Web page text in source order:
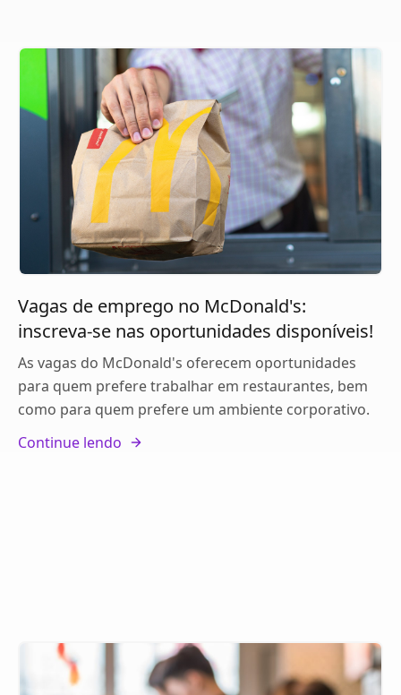
Vagas de emprego no McDonald's:
inscreva-se nas oportunidades disponíveis!
As vagas do McDonald's oferecem oportunidades
para quem prefere trabalhar em restaurantes, bem
como para quem prefere um ambiente corporativo.
Continue lendo